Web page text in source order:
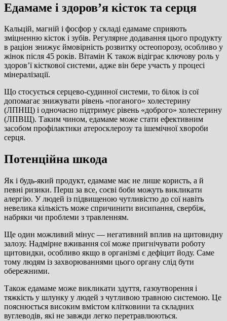
Едамаме і здоров’я кісток та серця
Кальцій, магній і фосфор у складі едамаме сприяють
зміцненню кісток і зубів. Регулярне додавання цього продукту
в раціон знижує ймовірність розвитку остеопорозу, особливо у
жінок після 45 років. Вітамін K також відіграє ключову роль у
здоров’ї кісткової системи, адже він бере участь у процесі
мінералізації.
Що стосується серцево-судинної системи, то білок із сої
допомагає знижувати рівень «поганого» холестерину
(ЛПНЩ) і одночасно підтримує рівень «доброго» холестерину
(ЛПВЩ). Таким чином, едамаме може стати ефективним
засобом профілактики атеросклерозу та ішемічної хвороби
серця.
Потенційна шкода
Як і будь-який продукт, едамаме має не лише користь, а й
певні ризики. Перш за все, соєві боби можуть викликати
алергію. У людей із підвищеною чутливістю до сої навіть
невелика кількість може спричинити висипання, свербіж,
набряки чи проблеми з травленням.
Ще один можливий мінус — негативний вплив на щитовидну
залозу. Надмірне вживання сої може пригнічувати роботу
щитовидки, особливо якщо в організмі є дефіцит йоду. Саме
тому людям із захворюваннями цього органу слід бути
обережними.
Також едамаме може викликати здуття, газоутворення і
тяжкість у шлунку у людей з чутливою травною системою. Це
пояснюється високим вмістом клітковини та складних
вуглеводів, які не завжди легко перетравлюються.